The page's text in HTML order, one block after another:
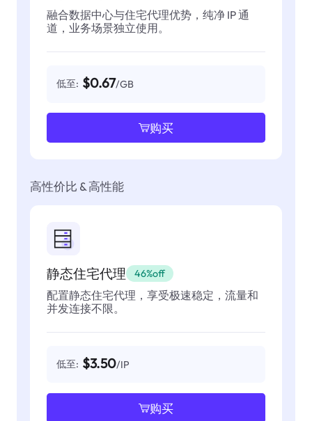
融合数据中心与住宅代理优势，纯净 IP 通
道，业务场景独立使用。
低至: $0.67/GB
购买
高性价比 & 高性能
静态住宅代理 46%off
配置静态住宅代理，享受极速稳定，流量和
并发连接不限。
低至: $3.50/IP
购买